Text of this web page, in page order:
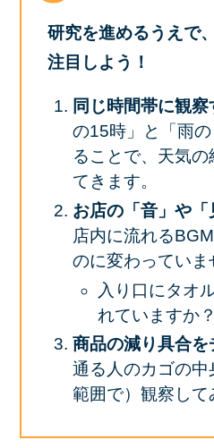
研究を進めるうえで
注目しよう！
同じ時間帯に観
の15時」と「雨
ることで、天気の
てきます。
お店の「音」や
店内に流れる
のに変わっていま
入り口にタオ
れていますか？
商品の減り具合
通る人のカゴの
範囲で）観察して